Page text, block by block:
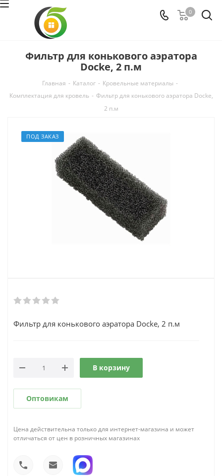
0
Фильтр для конькового аэратора
Docke, 2 п.м
Главная - Каталог - Кровельные материалы -
Комплектация для кровель - Фильтр для конькового аэратора Docke,
2 п.м
ПОД ЗАКАЗ
Фильтр для конькового аэратора Docke, 2 п.м
В корзину
Оптовикам
Цена действительна только для интернет-магазина и может
отличаться от цен в розничных магазинах